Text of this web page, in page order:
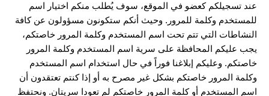
عند تسجيلكم كعضو في الموقع، سوف يُطلب منكم اختيار اسم
للمستخدم وكلمة للمرور. وحيث أنكم ستكونون مسؤولون عن كافة
النشاطات التي تتم تحت اسم المستخدم وكلمة المرور خاصتكم،
يجب عليكم المحافظة على سرية اسم المستخدم وكلمة المرور
خاصتكم. وعليكم إبلاغنا فوراً في حال استخدام اسم المستخدم
وكلمة المرور خاصتكم بشكل غير مصرح به أو إذا كنتم تعتقدون أن
اسم المستخدم أو كلمة المرور خاصتكم لم تعودا سريتان. ونحتفظ